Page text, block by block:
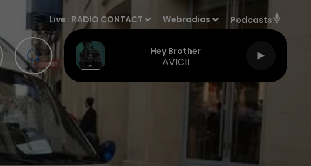
Live : RADIO CONTACT Webradios Podcasts
Hey Brother
AVICII